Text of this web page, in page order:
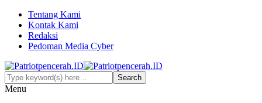
Tentang Kami
Kontak Kami
Redaksi
Pedoman Media Cyber
Menu